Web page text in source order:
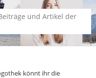
und Artikel der
könnt ihr die